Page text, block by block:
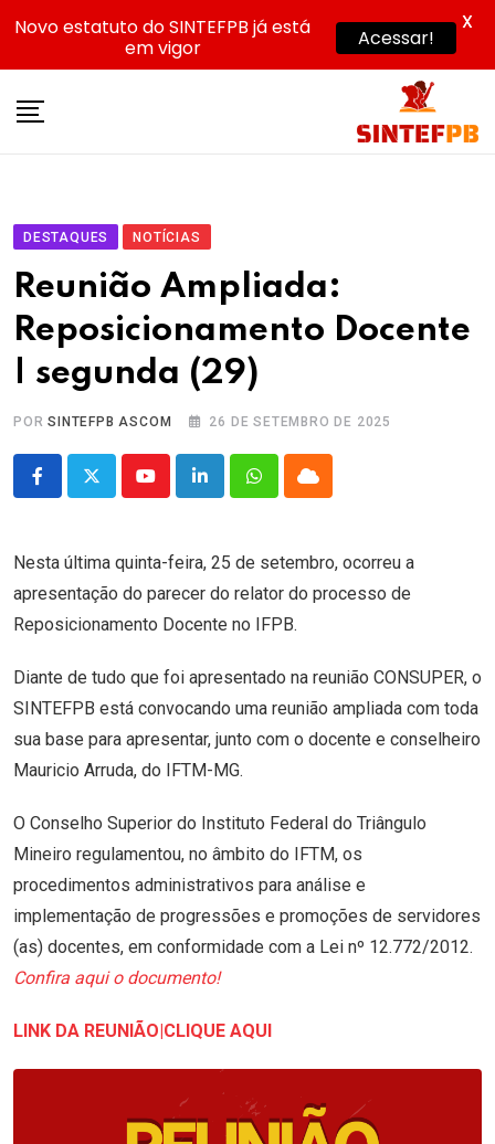
DESTAQUES NOTÍCIAS
Reunião Ampliada:
Reposicionamento Docente
| segunda (29)
PORSINTEFPB ASCOM 26 DE SETEMBRO DE 2025
YoutubeLinkedInWhatsappCloud
Nesta última quinta-feira, 25 de setembro, ocorreu a
apresentação do parecer do relator do processo de
Reposicionamento Docente no IFPB.
Diante de tudo que foi apresentado na reunião CONSUPER, o
SINTEFPB está convocando uma reunião ampliada com toda
sua base para apresentar, junto com o docente e conselheiro
Mauricio Arruda, do IFTM-MG.
O Conselho Superior do Instituto Federal do Triângulo
Mineiro regulamentou, no âmbito do IFTM, os
procedimentos administrativos para análise e
implementação de progressões e promoções de servidores
(as) docentes, em conformidade com a Lei nº 12.772/2012.
Confira aqui o documento!
LINK DA REUNIÃO|CLIQUE AQUI
Novo estatuto do SINTEFPB já está
em vigor
Acessar!
X